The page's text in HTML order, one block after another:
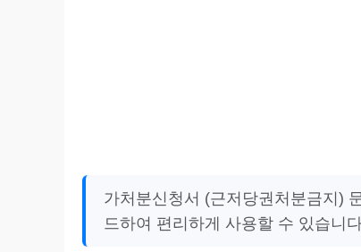
가처분신청서 (근저당권처분금지)
드하여 편리하게 사용할 수 있습니